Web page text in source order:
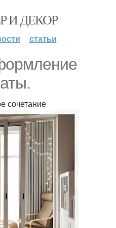
И ДЕКОР
статьи
сочетание